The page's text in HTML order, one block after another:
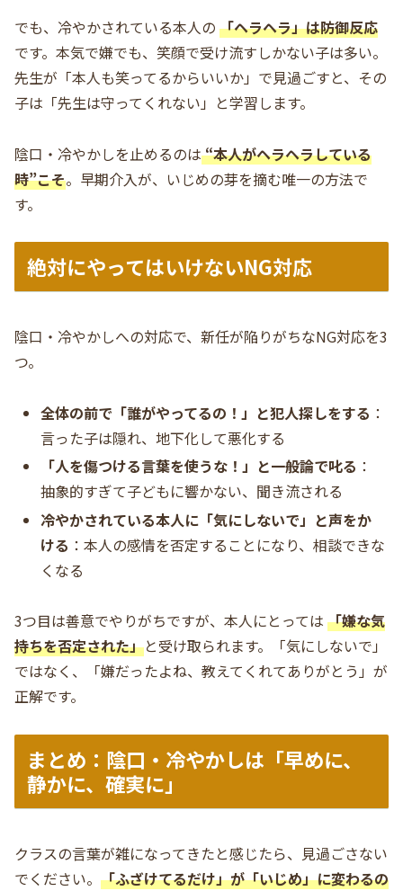
でも、冷やかされている本人の 「ヘラヘラ」は防御反応
です。本気で嫌でも、笑顔で受け流すしかない子は多い。
先生が「本人も笑ってるからいいか」で見過ごすと、その
子は「先生は守ってくれない」と学習します。
陰口・冷やかしを止めるのは “本人がヘラヘラしている
時”こそ。早期介入が、いじめの芽を摘む唯一の方法で
す。
絶対にやってはいけないNG対応
陰口・冷やかしへの対応で、新任が陥りがちなNG対応を3
つ。
全体の前で「誰がやってるの！」と犯人探しをする ：
言った子は隠れ、地下化して悪化する
「人を傷つける言葉を使うな！」と一般論で叱る ：
抽象的すぎて子どもに響かない、聞き流される
冷やかされている本人に「気にしないで」と声をか
ける ：本人の感情を否定することになり、相談できな
くなる
3つ目は善意でやりがちですが、本人にとっては 「嫌な気
持ちを否定された」と受け取られます。「気にしないで」
ではなく、「嫌だったよね、教えてくれてありがとう」が
正解です。
まとめ：陰口・冷やかしは「早めに、
静かに、確実に」
クラスの言葉が雑になってきたと感じたら、見過ごさない
でください。 「ふざけてるだけ」が「いじめ」に変わるの